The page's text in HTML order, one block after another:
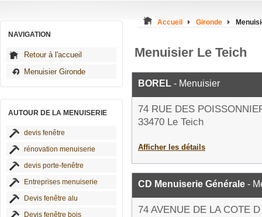
NAVIGATION
Retour à l'accueil
Menuisier Gironde
AUTOUR DE LA MENUISERIE
devis fenêtre
rénovation menuiserie
devis porte-fenêtre
Entreprises menuiserie
Devis fenêtre alu
Devis fenêtre bois
Accueil Gironde
Menuisier Le Teich
BOREL - Menuisier
74 RUE DES
33470 Le Teich
Afficher les détails
CD Menuiserie Générale -
74 AVENUE DE LA COTE